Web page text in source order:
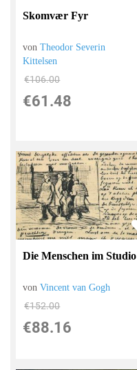
Skomvær Fyr
vonTheodor Severin
Kittelsen
€106.00
€61.48
Die Menschen im Studio
vonVincent van Gogh
€152.00
€88.16